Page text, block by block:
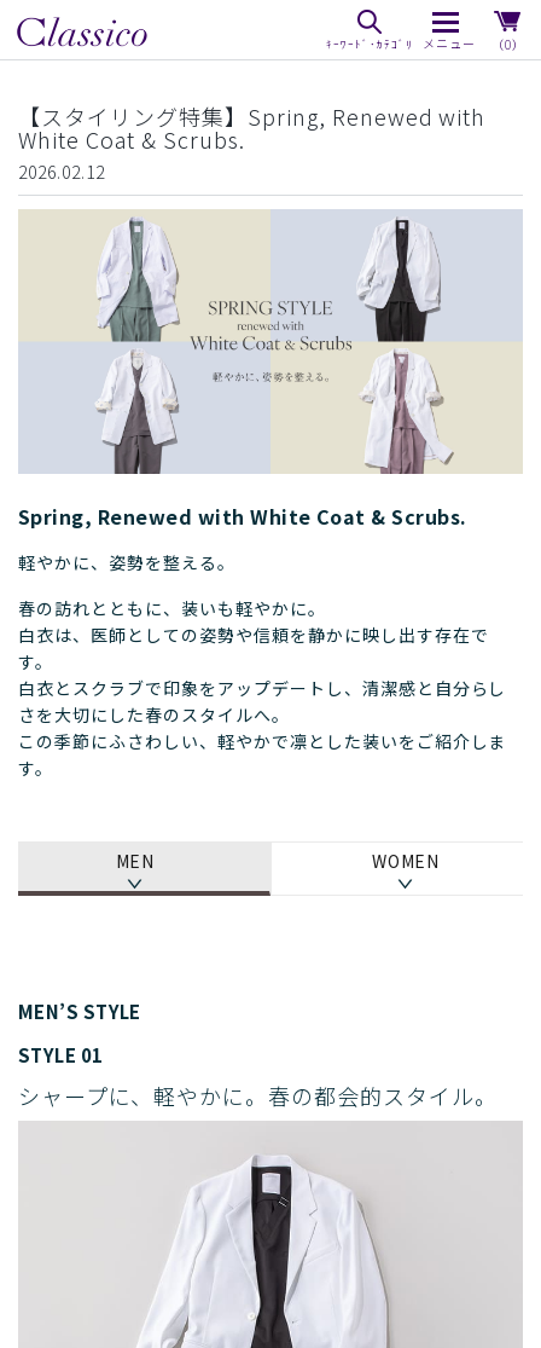
（0）
【スタイリング特集】Spring, Renewed with
White Coat & Scrubs.
2026.02.12
Spring, Renewed with White Coat & Scrubs.
軽やかに、姿勢を整える。
春の訪れとともに、装いも軽やかに。
白衣は、医師としての姿勢や信頼を静かに映し出す存在で
す。
白衣とスクラブで印象をアップデートし、清潔感と自分らし
さを大切にした春のスタイルへ。
この季節にふさわしい、軽やかで凛とした装いをご紹介しま
す。
MEN WOMEN
MEN’S STYLE
STYLE 01
シャープに、軽やかに。春の都会的スタイル。